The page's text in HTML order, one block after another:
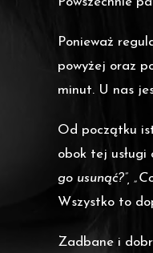
Ponieważ
powyżej oraz
minut. U nas
Od początku
obok tej usługi
go usunąć?”,
Wszystko to
Zadbane i